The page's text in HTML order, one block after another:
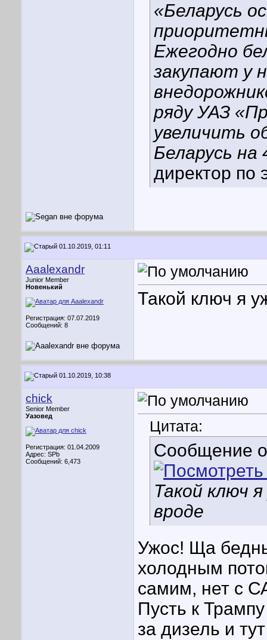
«Беларусь
Ежегодно
закупают у
ряду УАЗ
увеличить
Беларусь на
директор по
01.10.2019, 01:11
Aaalexandr
Junior Member
Новенький
Регистрация: 07.07.2019
Сообщений: 8
Такой ключ я
01.10.2019, 10:38
chick
Senior Member
Уазовед
Регистрация: 01.04.2009
Адрес: SPb
Сообщений: 6,473
Цитата:
Сообщение
Такой ключ
вроде
Ужос! Ща
холодным
самим, нет с
Пусть к
за дизель и